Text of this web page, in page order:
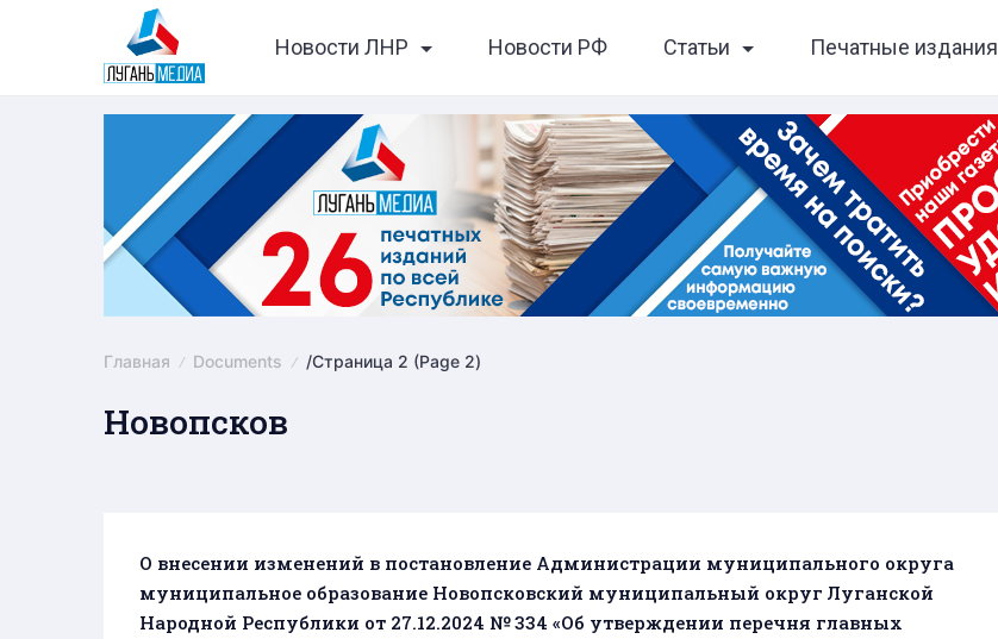
Новости ЛНР Новости РФ Статьи Печатные издания
Главная Documents /Страница 2 (Page 2)
Новопсков
О внесении изменений в постановление Администрации муниципального округа
муниципальное образование Новопсковский муниципальный округ Луганской
Народной Республики от 27.12.2024 № 334 «Об утверждении перечня главных